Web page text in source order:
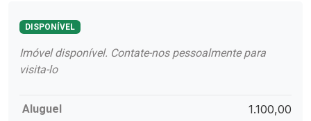
DISPONÍVEL
Imóvel disponível. Contate-nos pessoalmente para
visita-lo
Aluguel 1.100,00